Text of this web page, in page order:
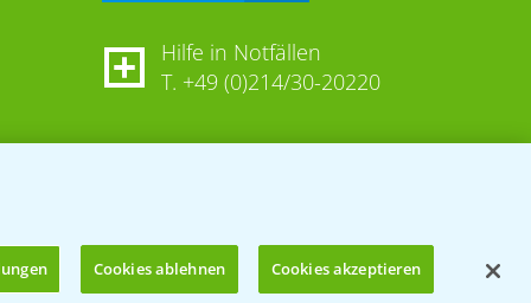
Hilfe in Notfällen
T. +49 (0)214/30-20220
Cookies ablehnen Cookies akzeptieren